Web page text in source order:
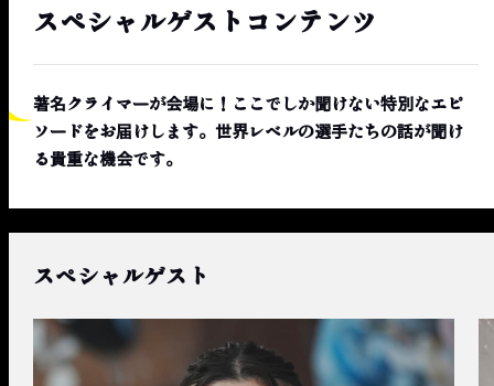
スペシャルゲストコンテンツ
著名クライマーが会場に！ここでしか聞けない特別なエピ
ソードをお届けします。世界レベルの選手たちの話が聞け
る貴重な機会です。
スペシャルゲスト